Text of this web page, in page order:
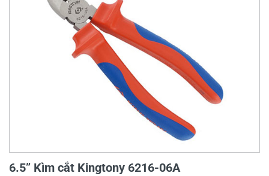
6.5” Kìm cắt Kingtony 6216-06A